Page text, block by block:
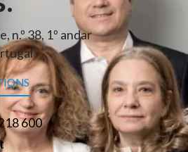
n.º 38, 1º andar
600